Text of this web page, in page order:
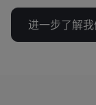
进一步了解